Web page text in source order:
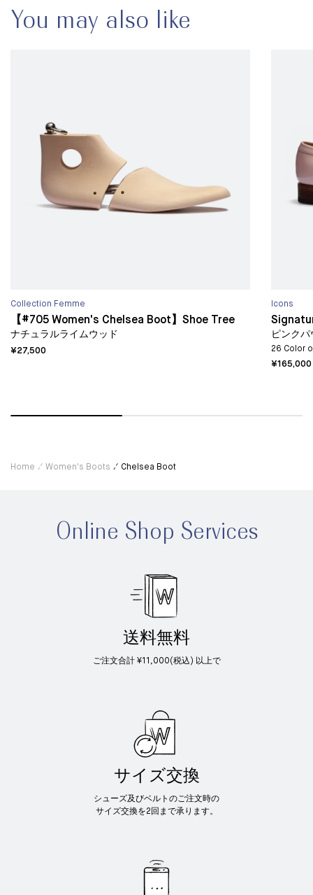
You may also like
Collection Femme
【#705 Women's Chelsea Boot】Shoe Tree
ナチュラルライムウッド
¥27,500
Icons
ピンク
26 Color
¥165,000
Home Women's Boots Chelsea Boot
Online Shop Services
送料無料
ご注文合計 ¥11,000(税込) 以上で
サイズ交換
シューズ及びベルトのご注文時の
サイズ交換を2回まで承ります。